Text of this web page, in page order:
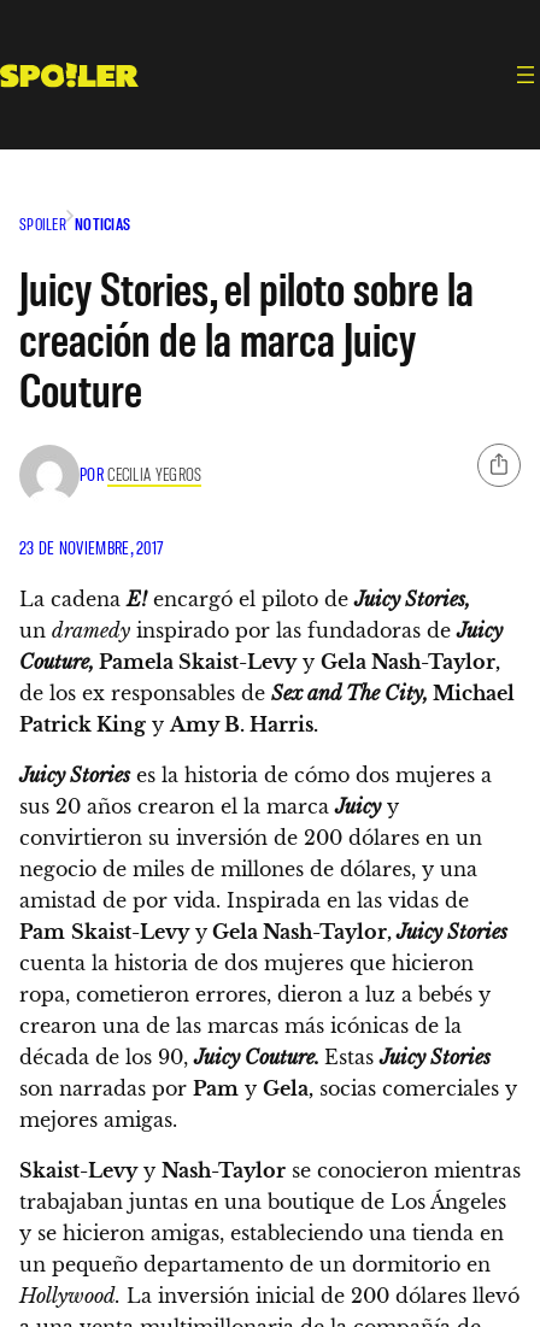
contenido
SPOILER NOTICIAS
Juicy Stories, el piloto sobre la
creación de la marca Juicy
Couture
PORCECILIA YEGROS
23 DE NOVIEMBRE, 2017
La cadenaE!encargó el piloto deJuicy Stories,
un dramedy inspirado por las fundadoras deJuicy
Couture, Pamela Skaist-Levyy Gela Nash-Taylor,
de los ex responsables de Sex and The City, Michael
Patrick King yAmy B. Harris.
Juicy Storieses la historia de cómo dos mujeres a
sus 20 años crearon el la marcaJuicyy
convirtieron su inversión de 200 dólares en un
negocio de miles de millones de dólares, y una
amistad de por vida. Inspirada en las vidas de
Pam Skaist-Levyy Gela Nash-Taylor,Juicy Stories
cuenta la historia de dos mujeres que hicieron
ropa, cometieron errores, dieron a luz a bebés y
crearon una de las marcas más icónicas de la
década de los 90,Juicy Couture. EstasJuicy Stories
son narradas por Pam y Gela, socias comerciales y
mejores amigas.
Skaist-Levyy Nash-Taylor se conocieron mientras
trabajaban juntas en una boutique de Los Ángeles
y se hicieron amigas, estableciendo una tienda en
un pequeño departamento de un dormitorio en
Hollywood. La inversión inicial de 200 dólares llevó